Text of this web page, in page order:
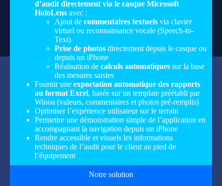
d’audit directement via le casque Microsoft
HoloLens avec :
Ajout de commentaires textuels via clavier
virtuel ou reconnaissance vocale (Speech-to-
Text)
Prise de photos directement depuis le casque ou
depuis un iPhone
Réalisation de calculs automatiques sur la base
des mesures saisies
Fournir une exportation automatique des rapports
au format Excel, basée sur un template préétabli par
Winoa (valeurs, commentaires et photos pré-remplis)
Optimiser l’expérience utilisateur sur le terrain
Permettre une démonstration simple de l’application en
accompagnant la navigation depuis un iPhone
Rendre accessible et visuels les informations
techniques de l’audit pour le client au pied de
l’équipement
Notre solution